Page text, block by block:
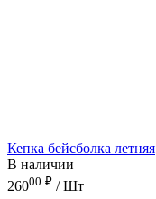
Кепка бейсболка летняя
В наличии
26000 ₽ / Шт